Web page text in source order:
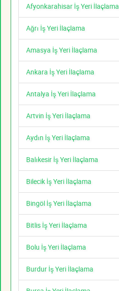
Afyonkarahisar İş Yeri İlaçlama
Ağrı İş Yeri İlaçlama
Amasya İş Yeri İlaçlama
Ankara İş Yeri İlaçlama
Antalya İş Yeri İlaçlama
Artvin İş Yeri İlaçlama
Aydın İş Yeri İlaçlama
Balıkesir İş Yeri İlaçlama
Bilecik İş Yeri İlaçlama
Bingöl İş Yeri İlaçlama
Bitlis İş Yeri İlaçlama
Bolu İş Yeri İlaçlama
Burdur İş Yeri İlaçlama